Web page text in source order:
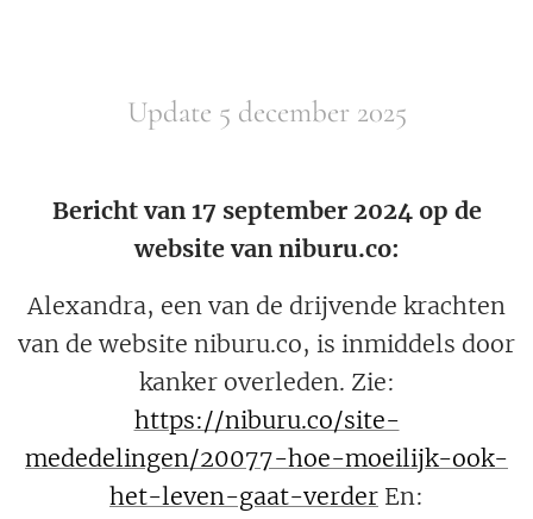
Update 5 december 2025
Bericht van 17 september 2024 op de
website van niburu.co:
Alexandra, een van de drijvende krachten
van de website niburu.co, is inmiddels door
kanker overleden. Zie:
https://niburu.co/site-
mededelingen/20077-hoe-moeilijk-ook-
het-leven-gaat-verder En: